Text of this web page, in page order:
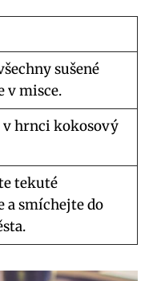
sušené
v misce.
v hrnci kokosový
tekuté
a smíchejte do